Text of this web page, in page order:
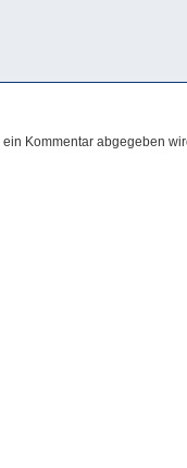
Kommentar abgegeben